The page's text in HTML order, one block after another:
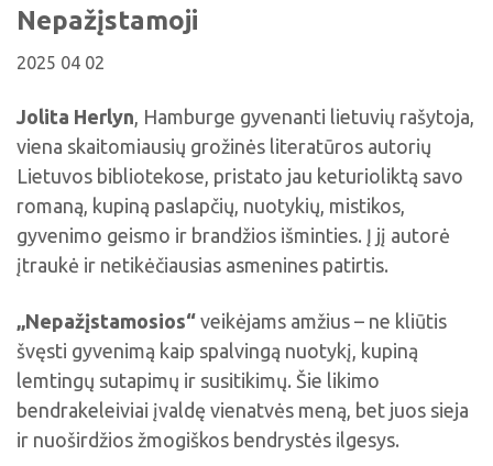
Biblioteka visiems
Viktorinos
Žymūs kupiškėnai
Skulptūros, prabylančios autoriaus balsu
Mūsų kraštas
Virtualios parodos
Edukaciniai užsiėmimai
NVŠ programa „Atrask ir kurk"
Periodiniai leidiniai
Tau patiks
Naudinga informacija
Padaliniai
Nepažįstamoji
2025 04 02
Jolita Herlyn, Hamburge gyvenanti lietuvių rašytoja,
viena skaitomiausių grožinės literatūros autorių
Lietuvos bibliotekose, pristato jau keturioliktą savo
romaną, kupiną paslapčių, nuotykių, mistikos,
gyvenimo geismo ir brandžios išminties. Į jį autorė
įtraukė ir netikėčiausias asmenines patirtis.
„Nepažįstamosios“ veikėjams amžius – ne kliūtis
švęsti gyvenimą kaip spalvingą nuotykį, kupiną
lemtingų sutapimų ir susitikimų. Šie likimo
bendrakeleiviai įvaldę vienatvės meną, bet juos sieja
ir nuoširdžios žmogiškos bendrystės ilgesys.